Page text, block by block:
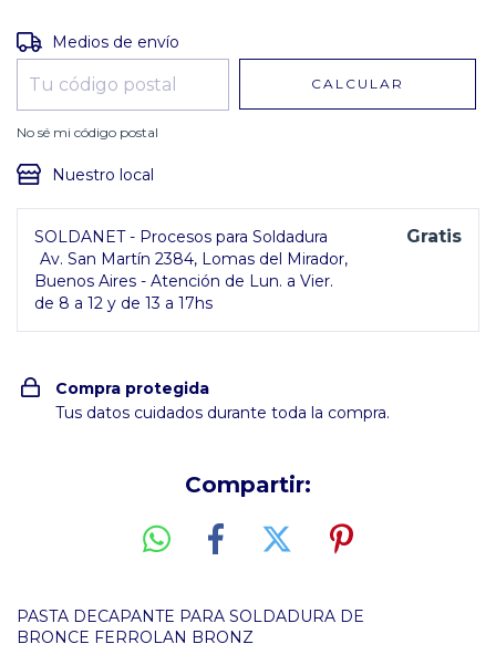
Entregas para el CP:
Medios de envío
CALCULAR
No sé mi código postal
Nuestro local
SOLDANET - Procesos para Soldadura
Av. San Martín 2384, Lomas del Mirador,
Buenos Aires - Atención de Lun. a Vier.
de 8 a 12 y de 13 a 17hs
Gratis
Compra protegida
Tus datos cuidados durante toda la compra.
Compartir:
PASTA DECAPANTE PARA SOLDADURA DE
BRONCE FERROLAN BRONZ